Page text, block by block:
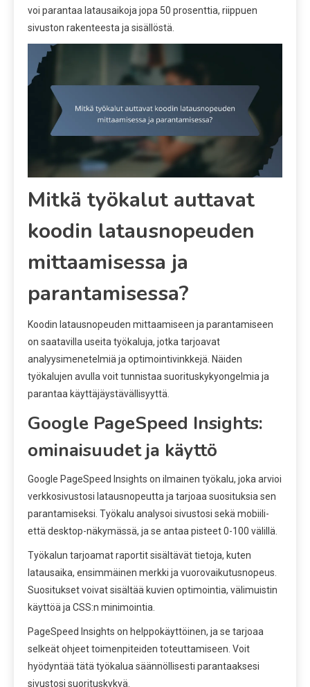
voi parantaa latausaikoja jopa 50 prosenttia, riippuen
sivuston rakenteesta ja sisällöstä.
Mitkä työkalut auttavat
koodin latausnopeuden
mittaamisessa ja
parantamisessa?
Koodin latausnopeuden mittaamiseen ja parantamiseen
on saatavilla useita työkaluja, jotka tarjoavat
analyysimenetelmiä ja optimointivinkkejä. Näiden
työkalujen avulla voit tunnistaa suorituskykyongelmia ja
parantaa käyttäjäystävällisyyttä.
Google PageSpeed Insights:
ominaisuudet ja käyttö
Google PageSpeed Insights on ilmainen työkalu, joka arvioi
verkkosivustosi latausnopeutta ja tarjoaa suosituksia sen
parantamiseksi. Työkalu analysoi sivustosi sekä mobiili-
että desktop-näkymässä, ja se antaa pisteet 0-100 välillä.
Työkalun tarjoamat raportit sisältävät tietoja, kuten
latausaika, ensimmäinen merkki ja vuorovaikutusnopeus.
Suositukset voivat sisältää kuvien optimointia, välimuistin
käyttöä ja CSS:n minimointia.
PageSpeed Insights on helppokäyttöinen, ja se tarjoaa
selkeät ohjeet toimenpiteiden toteuttamiseen. Voit
hyödyntää tätä työkalua säännöllisesti parantaaksesi
sivustosi suorituskykyä.